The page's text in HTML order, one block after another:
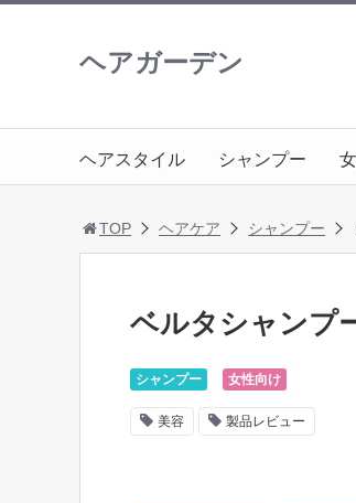
ヘアガーデン
ヘアスタイル シャンプー
TOP ヘアケア シャンプー
ベルタシャンプ
シャンプー 女性向け
美容 製品レビュー